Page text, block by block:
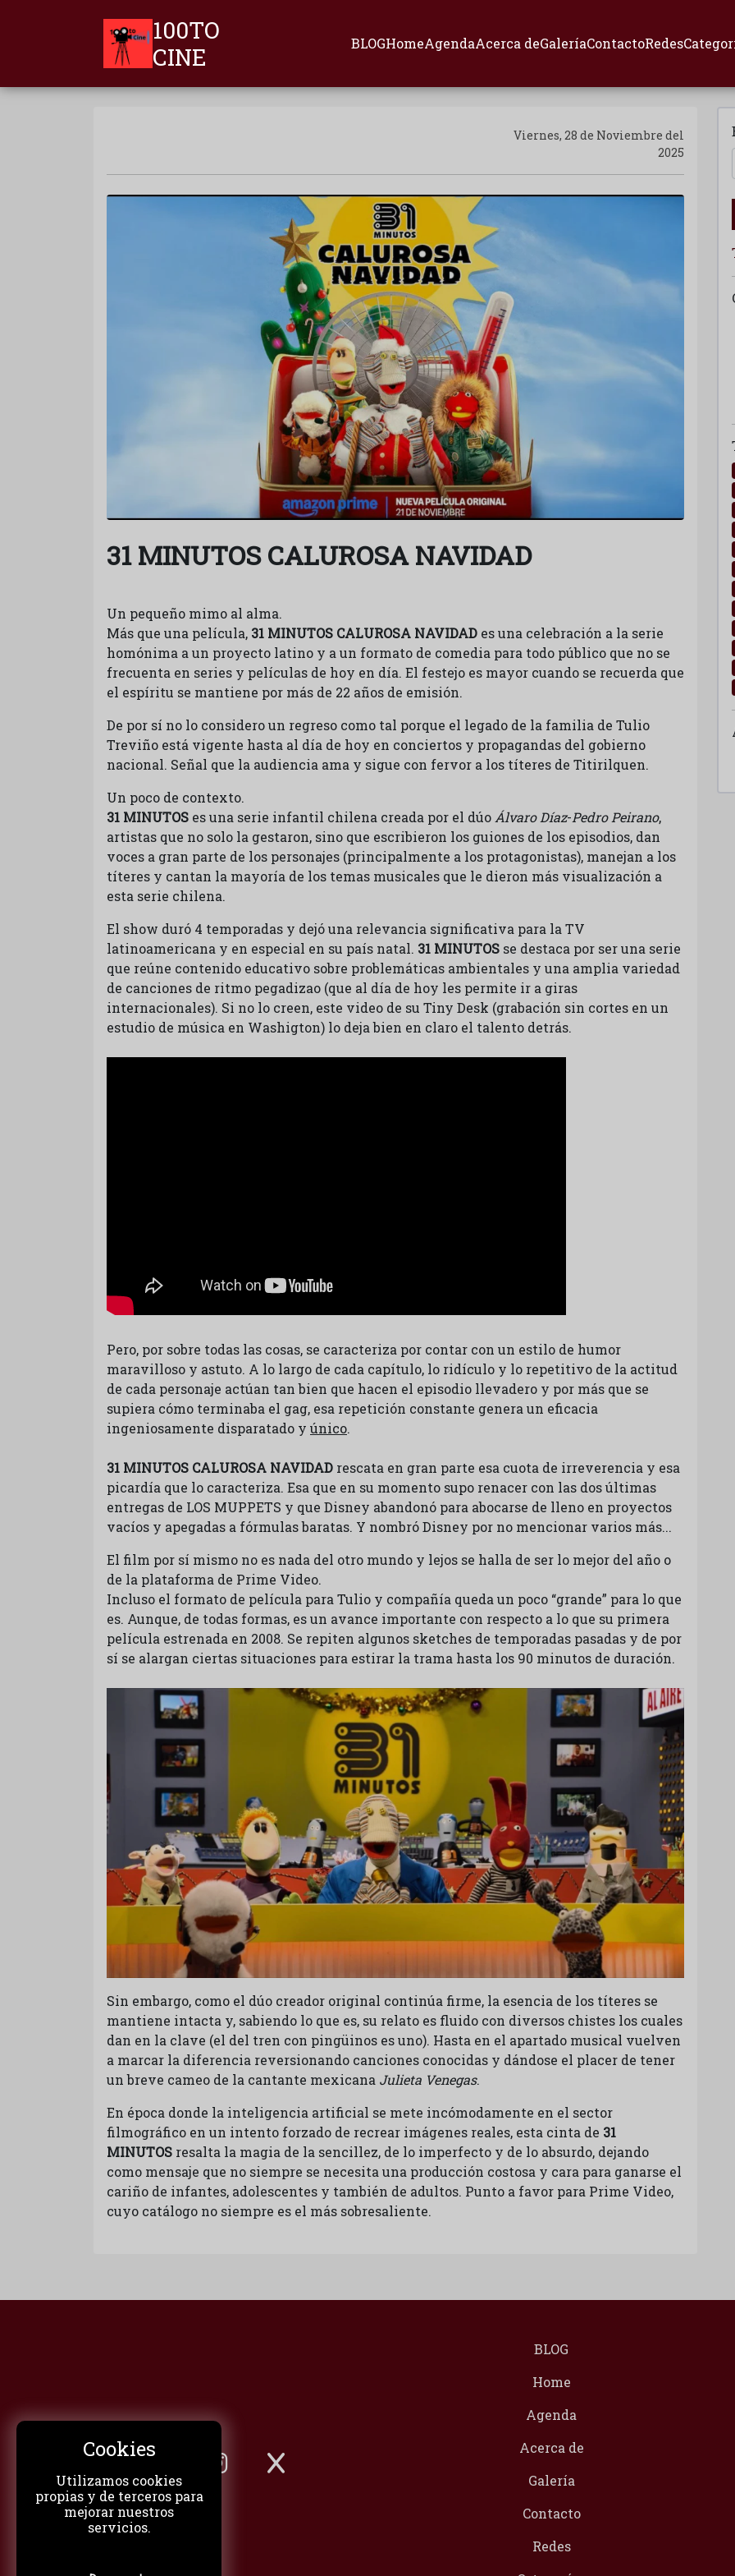
Cookies
Utilizamos cookies
propias y de terceros para
mejorar nuestros
servicios.
100TO
CINE
BLOGHomeAgendaAcerca deGaleríaContactoRedes
Viernes, 28 de Noviembre del
2025
31 MINUTOS CALUROSA NAVIDAD
Un pequeño mimo al alma.
Más que una película, 31 MINUTOS CALUROSA NAVIDAD es una celebración a la serie
homónima a un proyecto latino y a un formato de comedia para todo público que no se
frecuenta en series y películas de hoy en día. El festejo es mayor cuando se recuerda que
el espíritu se mantiene por más de 22 años de emisión.
De por sí no lo considero un regreso como tal porque el legado de la familia de Tulio
Treviño está vigente hasta al día de hoy en conciertos y propagandas del gobierno
nacional. Señal que la audiencia ama y sigue con fervor a los títeres de Titirilquen.
Un poco de contexto.
31 MINUTOS es una serie infantil chilena creada por el dúo Álvaro Díaz-Pedro Peirano,
artistas que no solo la gestaron, sino que escribieron los guiones de los episodios, dan
voces a gran parte de los personajes (principalmente a los protagonistas), manejan a los
títeres y cantan la mayoría de los temas musicales que le dieron más visualización a
esta serie chilena.
El show duró 4 temporadas y dejó una relevancia significativa para la TV
latinoamericana y en especial en su país natal. 31 MINUTOS se destaca por ser una serie
que reúne contenido educativo sobre problemáticas ambientales y una amplia variedad
de canciones de ritmo pegadizao (que al día de hoy les permite ir a giras
internacionales). Si no lo creen, este video de su Tiny Desk (grabación sin cortes en un
estudio de música en Washigton) lo deja bien en claro el talento detrás.
Pero, por sobre todas las cosas, se caracteriza por contar con un estilo de humor
maravilloso y astuto. A lo largo de cada capítulo, lo ridículo y lo repetitivo de la actitud
de cada personaje actúan tan bien que hacen el episodio llevadero y por más que se
supiera cómo terminaba el gag, esa repetición constante genera un eficacia
ingeniosamente disparatado y único.
31 MINUTOS CALUROSA NAVIDAD rescata en gran parte esa cuota de irreverencia y esa
picardía que lo caracteriza. Esa que en su momento supo renacer con las dos últimas
entregas de LOS MUPPETS y que Disney abandonó para abocarse de lleno en proyectos
vacíos y apegadas a fórmulas baratas. Y nombró Disney por no mencionar varios más...
El film por sí mismo no es nada del otro mundo y lejos se halla de ser lo mejor del año o
de la plataforma de Prime Video.
Incluso el formato de película para Tulio y compañía queda un poco “grande” para lo que
es. Aunque, de todas formas, es un avance importante con respecto a lo que su primera
película estrenada en 2008. Se repiten algunos sketches de temporadas pasadas y de por
sí se alargan ciertas situaciones para estirar la trama hasta los 90 minutos de duración.
Sin embargo, como el dúo creador original continúa firme, la esencia de los títeres se
mantiene intacta y, sabiendo lo que es, su relato es fluido con diversos chistes los cuales
dan en la clave (el del tren con pingüinos es uno). Hasta en el apartado musical vuelven
a marcar la diferencia reversionando canciones conocidas y dándose el placer de tener
un breve cameo de la cantante mexicana Julieta Venegas.
En época donde la inteligencia artificial se mete incómodamente en el sector
filmográfico en un intento forzado de recrear imágenes reales, esta cinta de 31
MINUTOS resalta la magia de la sencillez, de lo imperfecto y de lo absurdo, dejando
como mensaje que no siempre se necesita una producción costosa y cara para ganarse el
cariño de infantes, adolescentes y también de adultos. Punto a favor para Prime Video,
cuyo catálogo no siempre es el más sobresaliente.
BLOG
Home
Agenda
Acerca de
Galería
Contacto
Redes